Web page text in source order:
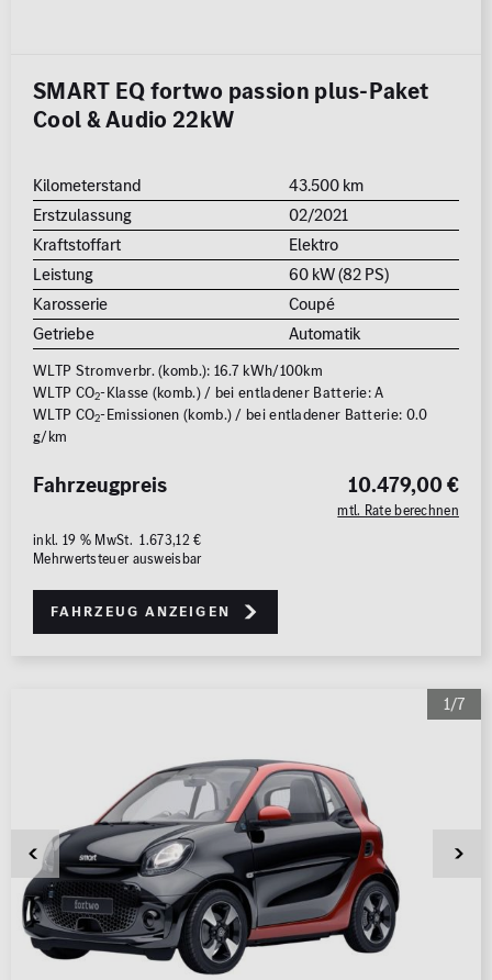
ALLE
Erstzulassung
2008 2026
Kilometer
0 km
250.000
Reichweite (elektrisch)
1.000 km
500.000 €
SMART EQ fortwo passion plus-Paket
Cool & Audio 22kW
Kilometerstand
43.500 km
Erstzulassung
02/2021
Kraftstoffart
Elektro
Leistung
60 kW (82 PS)
Karosserie
Coupé
Getriebe
Automatik
WLTP Stromverbr. (komb.): 16.7 kWh/100km
WLTP CO2-Klasse (komb.) / bei entladener Batterie: A
WLTP CO2-Emissionen (komb.) / bei entladener Batterie: 0.0
g/km
10.479,00 €
mtl. Rate berechnen
Fahrzeugpreis
inkl. 19 % MwSt. 1.673,12 €
Mehrwertsteuer ausweisbar
Fahrzeug anzeigen
1/7